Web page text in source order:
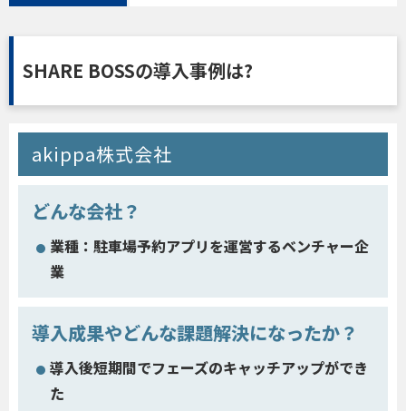
SHARE BOSSの導入事例は?
akippa株式会社
どんな会社？
業種：駐車場予約アプリを運営するベンチャー企
業
導入成果やどんな課題解決になったか？
導入後短期間でフェーズのキャッチアップができ
た